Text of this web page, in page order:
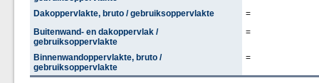
Dakoppervlakte, bruto / gebruiksoppervlakte
=
Buitenwand- en dakoppervlak /
gebruiksoppervlakte
=
Binnenwandoppervlakte, bruto /
gebruiksoppervlakte
=